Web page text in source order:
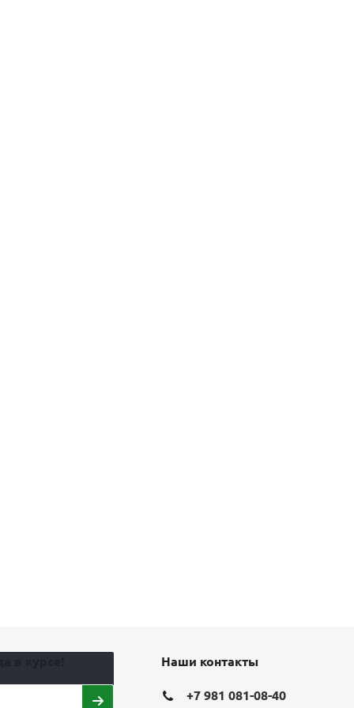
Наши контакты
+7 981 081-08-40